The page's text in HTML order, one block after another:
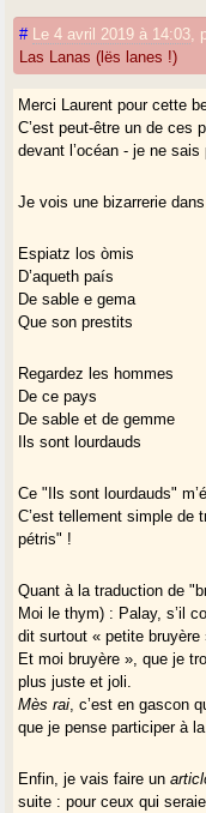
# Le 4 avril 2019 à 14:03
Las Lanas (lës lanes !)
Merci Laurent pour cette
C’est peut-être un de ces
devant l’océan - je ne
Je vois une bizarrerie
Espiatz los òmis
D’aqueth país
De sable e gema
Que son prestits
Regardez les hommes
De ce pays
De sable et de gemme
Ils sont lourdauds
Ce "Ils sont lourdauds"
C’est tellement simple de
pétris" !
Quant à la traduction de
Moi le thym) : Palay, s’il
dit surtout « petite
Et moi bruyère », que je
plus juste et joli.
Mès rai , c’est en gascon
que je pense participer à
Enfin, je vais faire un
suite : pour ceux qui